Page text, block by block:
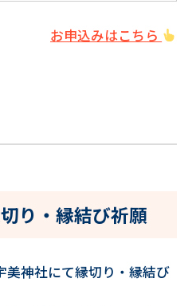
お申込みはこちら
り・縁結び祈願
美神社にて縁切り・縁結び